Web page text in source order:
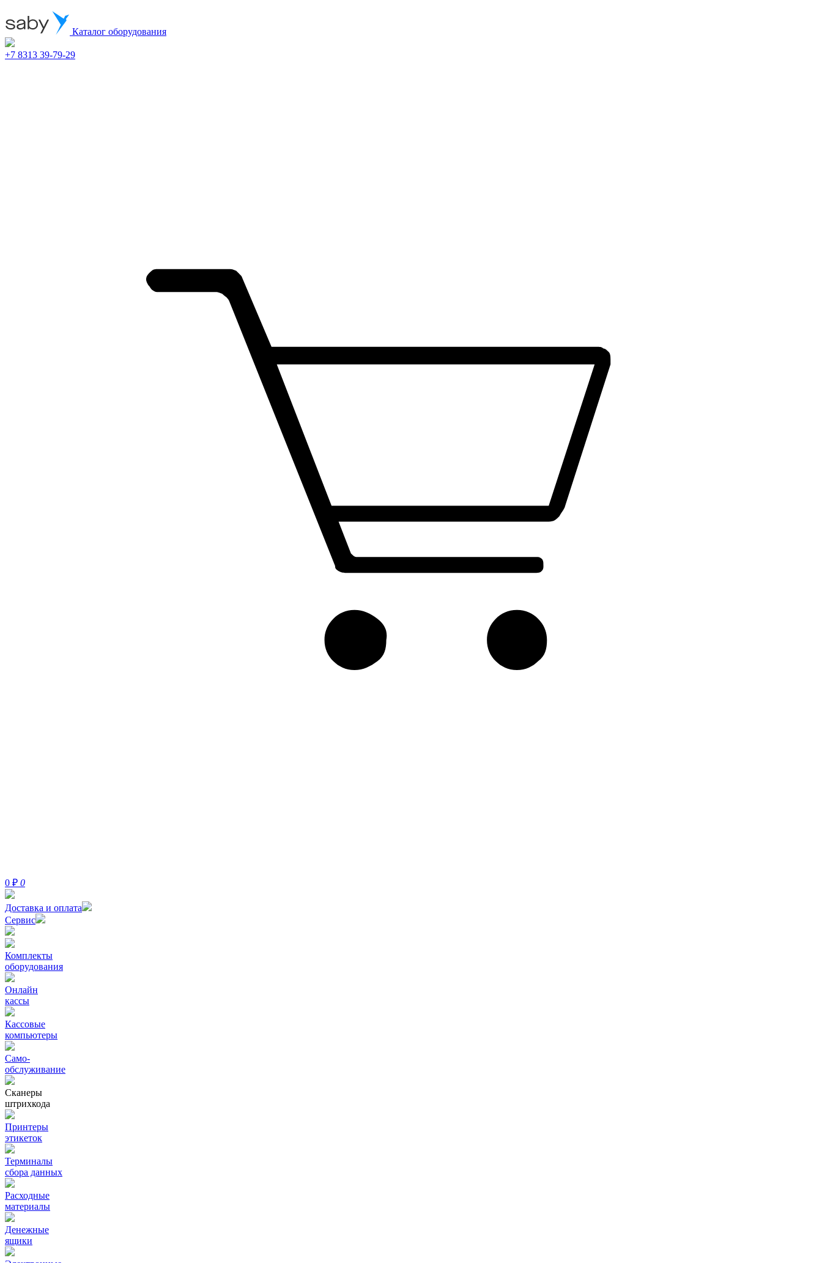
Каталог оборудования
+7 8313 39-79-29
0 ₽ 0
Доставка и оплата
Сервис
Комплекты
оборудования
Онлайн
кассы
Кассовые
компьютеры
Само-
обслуживание
Сканеры
штрихкода
Принтеры
этикеток
Терминалы
сбора данных
Расходные
материалы
Денежные
ящики